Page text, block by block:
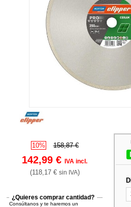
10% 158,87 €
142,99 €IVA incl.
(118,17 € sin IVA)
¿Quieres comprar cantidad?
Consúltanos y te haremos un